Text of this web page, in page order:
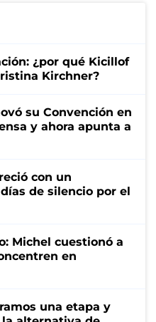
¿por qué Kicillof
Kirchner?
su Convención en
y ahora apunta a
con un
de silencio por el
Michel cuestionó a
en
una etapa y